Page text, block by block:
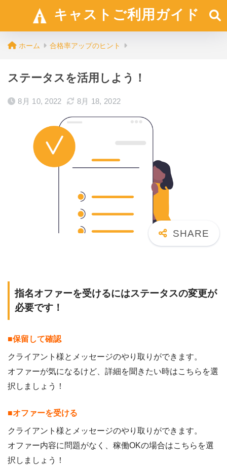
キャストご利用ガイド
ホーム 合格率アップのヒント
ステータスを活用しよう！
8月 10, 2022 8月 18, 2022
指名オファーを受けるにはステータスの変更が
必要です！
■保留して確認
クライアント様とメッセージのやり取りができます。
オファーが気になるけど、詳細を聞きたい時はこちらを選
択しましょう！
■オファーを受ける
クライアント様とメッセージのやり取りができます。
オファー内容に問題がなく、稼働OKの場合はこちらを選
択しましょう！